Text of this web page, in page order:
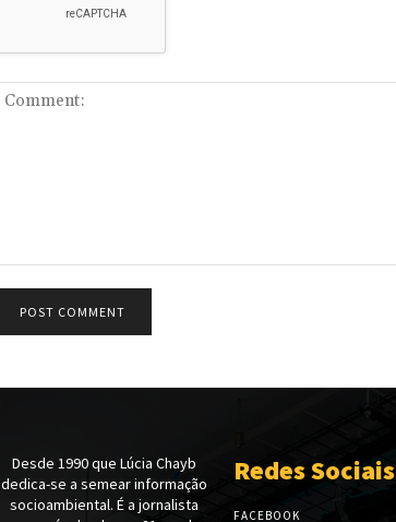
Desde 1990 que Lúcia Chayb
dedica-se a semear informação
socioambiental. É a jornalista
Redes Sociais
FACEBOOK